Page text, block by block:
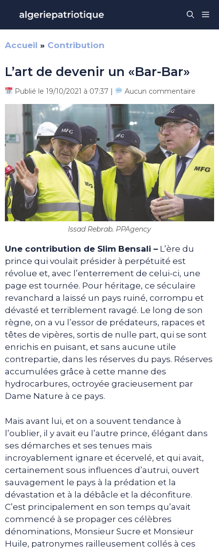
contenu
Accueil » Contribution
L’art de devenir un «Bar-Bar»
Publié le 19/10/2021 à 07:37 | Aucun commentaire
Issad Rebrab. PPAgency
Une contribution de Slim Bensali – L’ère du
prince qui voulait présider à perpétuité est
révolue et, avec l’enterrement de celui-ci, une
page est tournée. Pour héritage, ce séculaire
revanchard a laissé un pays ruiné, corrompu et
dévasté et terriblement ravagé. Le long de son
règne, on a vu l’essor de prédateurs, rapaces et
têtes de vipères, sortis de nulle part, qui se sont
enrichis en puisant, et sans aucune utile
contrepartie, dans les réserves du pays. Réserves
accumulées grâce à cette manne des
hydrocarbures, octroyée gracieusement par
Dame Nature à ce pays.
Mais avant lui, et on a souvent tendance à
l’oublier, il y avait eu l’autre prince, élégant dans
ses démarches et ses tenues mais
incroyablement ignare et écervelé, et qui avait,
certainement sous influences d’autrui, ouvert
sauvagement le pays à la prédation et la
dévastation et à la débâcle et la déconfiture.
C’est principalement en son temps qu’avait
commencé à se propager ces célèbres
dénominations, Monsieur Sucre et Monsieur
Huile, patronymes railleusement collés à ces